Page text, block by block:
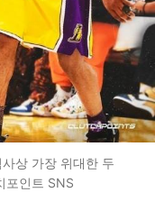
상 가장 위대한 두
포인트 SNS